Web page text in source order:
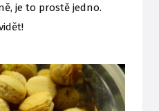
je to prostě jedno.